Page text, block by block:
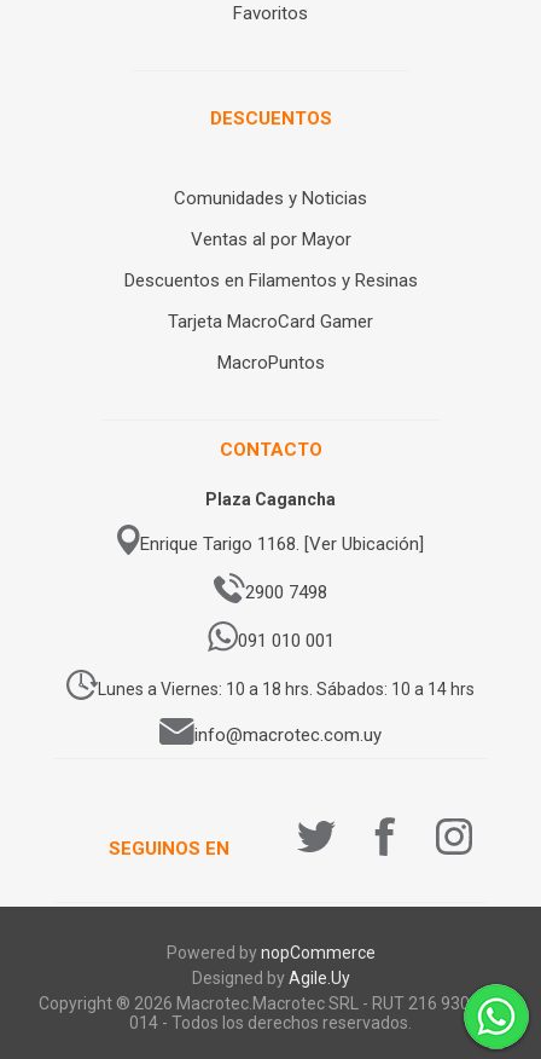
Favoritos
DESCUENTOS
Comunidades y Noticias
Ventas al por Mayor
Descuentos en Filamentos y Resinas
Tarjeta MacroCard Gamer
MacroPuntos
CONTACTO
Plaza Cagancha
Enrique Tarigo 1168. [Ver Ubicación]
2900 7498
091 010 001
Lunes a Viernes: 10 a 18 hrs. Sábados: 10 a 14 hrs
info@macrotec.com.uy
SEGUINOS EN
Powered bynopCommerce
Designed byAgile.Uy
Copyright ® 2026 Macrotec.Macrotec SRL - RUT 216 930 920
014 - Todos los derechos reservados.